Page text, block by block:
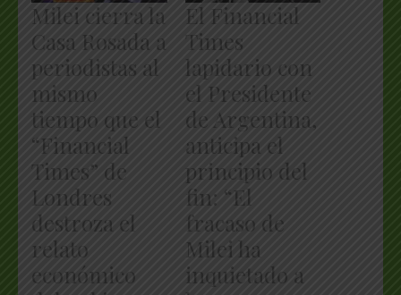
Milei cierra la
Casa Rosada a
periodistas al
mismo
tiempo que el
“Financial
Times” de
Londres
destroza el
relato
económico
El Financial
Times
lapidario con
el Presidente
de Argentina,
anticipa el
principio del
fin: “El
fracaso de
Milei ha
inquietado a